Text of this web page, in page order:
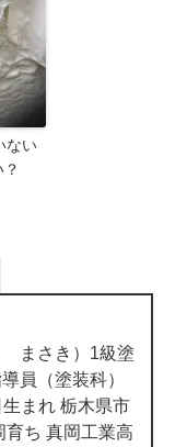
ない
まさき）1級塗
員（塗装科）
まれ 栃木県市
育ち 真岡工業高